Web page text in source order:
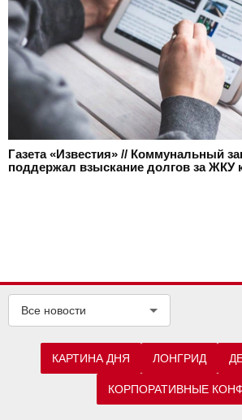
Газета «Известия» // Коммунальный
поддержал взыскание долгов за ЖКУ
Все новости
КАРТИНА ДНЯ ЛОНГРИД
КОРПОРАТИВНЫЕ